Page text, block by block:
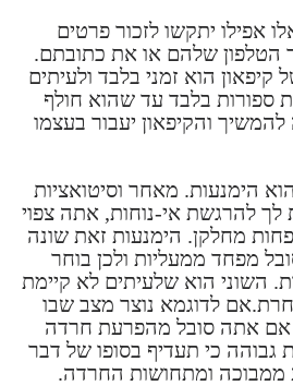
אפילו יתקשו לזכור פרטים
הטלפון שלהם או את כתובתם.
קיפאון הוא זמני בלבד ולעיתים
ספורות בלבד עד שהוא חולף
והקיפאון יעבור בעצמו
הימנעות. מאחר וסיטואציות
לך להרגשת אי-נוחות, אתה צפוי
מחלקן. הימנעות זאת שונה
מפחד ממעליות ולכן בוחר
השוני הוא שלעיתים לא קיימת
לדוגמא נוצר מצב שבו
אם אתה סובל מהפרעת חרדה
גבוהה כי תעדיף בסופו של דבר
ממבוכה ומתחושות החרדה.